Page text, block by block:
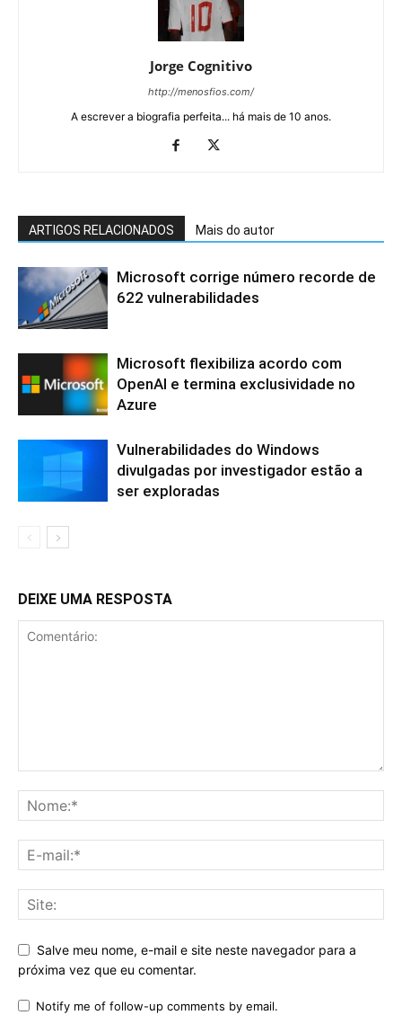
Jorge Cognitivo
http://menosfios.com/
A escrever a biografia perfeita... há mais de 10 anos.
ARTIGOS RELACIONADOS Mais do autor
Microsoft corrige número recorde de
622 vulnerabilidades
Microsoft flexibiliza acordo com
OpenAI e termina exclusividade no
Azure
Vulnerabilidades do Windows
divulgadas por investigador estão a
ser exploradas
DEIXE UMA RESPOSTA
Salve meu nome, e-mail e site neste navegador para a
próxima vez que eu comentar.
Notify me of follow-up comments by email.